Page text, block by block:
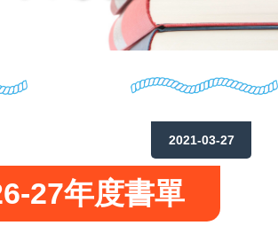
2021-03-27
27年度書單